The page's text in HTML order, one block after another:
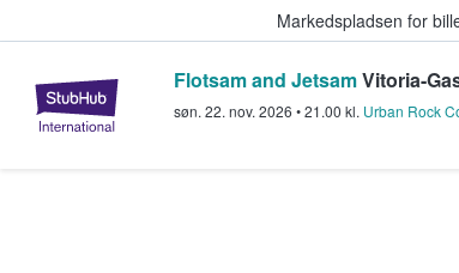
Markedspladsen for
StubHub - Hvor fans
Flotsam and JetsamVitoria-
søn. 22. nov. 2026 •21.00 kl. Urban Rock